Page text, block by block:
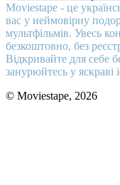
Moviestape - це
вас у неймовірну
мультфільмів. Увесь
безкоштовно, без
Відкривайте для себе
занурюйтесь у яскраві
© Moviestape, 2026